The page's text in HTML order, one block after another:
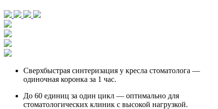
Сверхбыстрая синтеризация у кресла стоматолога —
одиночная коронка за 1 час.
До 60 единиц за один цикл — оптимально для
стоматологических клиник с высокой нагрузкой.